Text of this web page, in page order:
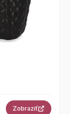
Zobraziť